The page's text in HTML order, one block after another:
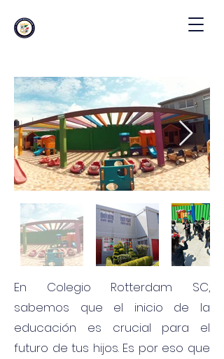
Maternal y Preescolar
Bilingüe
En Colegio Rotterdam SC,
sabemos que el inicio de la
educación es crucial para el
futuro de tus hijos. Es por eso que